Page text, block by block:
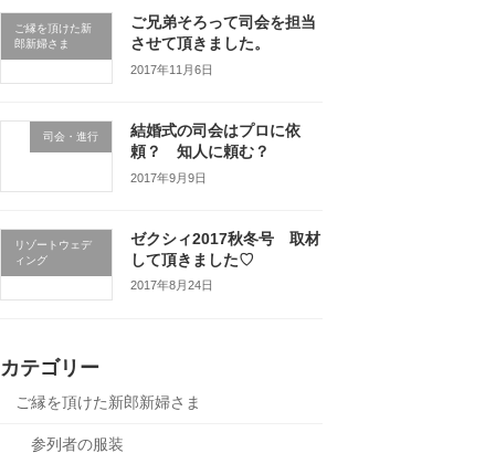
ご縁を頂けた新
郎新婦さま
ご兄弟そろって司会を担当
させて頂きました。
2017年11月6日
司会・進行
結婚式の司会はプロに依
頼？ 知人に頼む？
2017年9月9日
リゾートウェデ
ィング
ゼクシィ2017秋冬号 取材
して頂きました♡
2017年8月24日
カテゴリー
ご縁を頂けた新郎新婦さま
参列者の服装